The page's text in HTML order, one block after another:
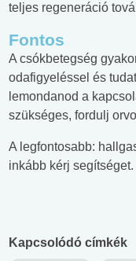
teljes regeneráció
Fontos
A csókbetegség
odafigyeléssel és
lemondanod a
szükséges, fordulj
A legfontosabb:
inkább kérj segítséget.
Kapcsolódó címkék